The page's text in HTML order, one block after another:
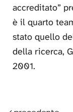
accreditato”
è il quarto
stato quello
della ricerca,
2001.